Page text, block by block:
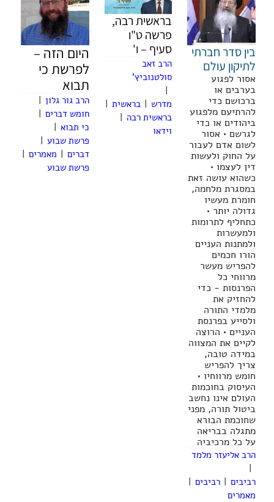
בין סדר חברתי
לתיקון עולם
אסור לפגוע
בערבים או
ברכושם כדי
להרתיעם מלפגוע
ביהודים או כדי
לגרשם • אסור
לשום אדם לעבור
על החוק ולעשות
דין לעצמו •
כשהוא עושה זאת
במסגרת מלחמה,
חומרת מעשיו
גדולה יותר •
כתחליף לתרומות
ולמעשרות
ולמתנות העניים
הורו חכמים
להפריש מעשר
מרווחי כל
הפרנסות - כדי
להחזיק את
מלמדי התורה
ולסייע בפרנסת
העניים • הרוצה
לקיים את המצווה
במידה טובה,
צריך להפריש
חומש מרווחיו •
העיסוק בחוכמות
העולם אינו נחשב
ביטול תורה, מפני
שחוכמת הבורא
מתגלה בבריאה
על כל מרכיביה
הרב אליעזר מלמד
|
רביבים | רביבים |
מאמרים
בראשית רבה,
פרשה ט"ו
סעיף – ו'
הרב זאב
סולטנוביץ'
מדרש
בראשית
בראשית רבה
וידאו
היום הזה –
לפרשת כי
תבוא
הרב גור גלון |
חומש דברים |
כי תבוא |
פרשת שבוע |
דברים | מאמרים |
פרשת שבוע